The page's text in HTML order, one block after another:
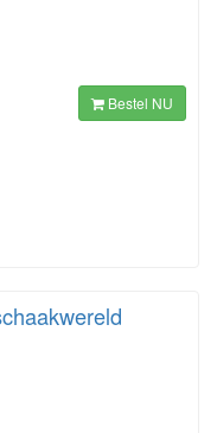
Bestel NU